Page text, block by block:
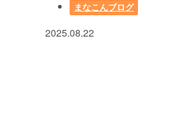
まなこんブログ
2025.08.22